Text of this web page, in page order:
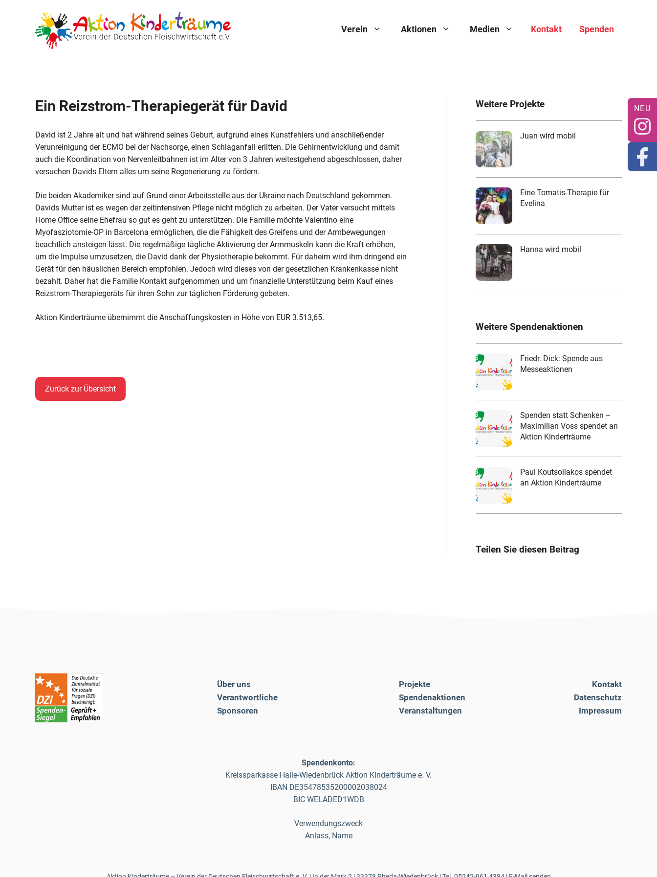
Verein Aktionen Medien Kontakt Spenden
Ein Reizstrom-Therapiegerät für David
David ist 2 Jahre alt und hat während seines Geburt, aufgrund eines Kunstfehlers und anschließender
Verunreinigung der ECMO bei der Nachsorge, einen Schlaganfall erlitten. Die Gehirnentwicklung und damit
auch die Koordination von Nervenleitbahnen ist im Alter von 3 Jahren weitestgehend abgeschlossen, daher
versuchen Davids Eltern alles um seine Regenerierung zu fördern.
Die beiden Akademiker sind auf Grund einer Arbeitsstelle aus der Ukraine nach Deutschland gekommen.
Davids Mutter ist es wegen der zeitintensiven Pflege nicht möglich zu arbeiten. Der Vater versucht mittels
Home Office seine Ehefrau so gut es geht zu unterstützen. Die Familie möchte Valentino eine
Myofasziotomie-OP in Barcelona ermöglichen, die die Fähigkeit des Greifens und der Armbewegungen
beachtlich ansteigen lässt. Die regelmäßige tägliche Aktivierung der Armmuskeln kann die Kraft erhöhen,
um die Impulse umzusetzen, die David dank der Physiotherapie bekommt. Für daheim wird ihm dringend ein
Gerät für den häuslichen Bereich empfohlen. Jedoch wird dieses von der gesetzlichen Krankenkasse nicht
bezahlt. Daher hat die Familie Kontakt aufgenommen und um finanzielle Unterstützung beim Kauf eines
Reizstrom-Therapiegeräts für ihren Sohn zur täglichen Förderung gebeten.
Aktion Kinderträume übernimmt die Anschaffungskosten in Höhe von EUR 3.513,65.
Zurück zur Übersicht
Weitere Projekte
Juan wird mobil
Eine Tomatis-Therapie für
Evelina
Hanna wird mobil
Weitere Spendenaktionen
Friedr. Dick: Spende aus
Messeaktionen
Spenden statt Schenken –
Maximilian Voss spendet an
Aktion Kinderträume
Paul Koutsoliakos spendet
an Aktion Kinderträume
Teilen Sie diesen Beitrag
Über uns
Verantwortliche
Sponsoren
Projekte
Spendenaktionen
Veranstaltungen
Kontakt
Datenschutz
Impressum
Spendenkonto:
Kreissparkasse Halle-Wiedenbrück Aktion Kinderträume e. V.
IBAN DE35478535200002038024
BIC WELADED1WDB
Verwendungszweck
Anlass, Name